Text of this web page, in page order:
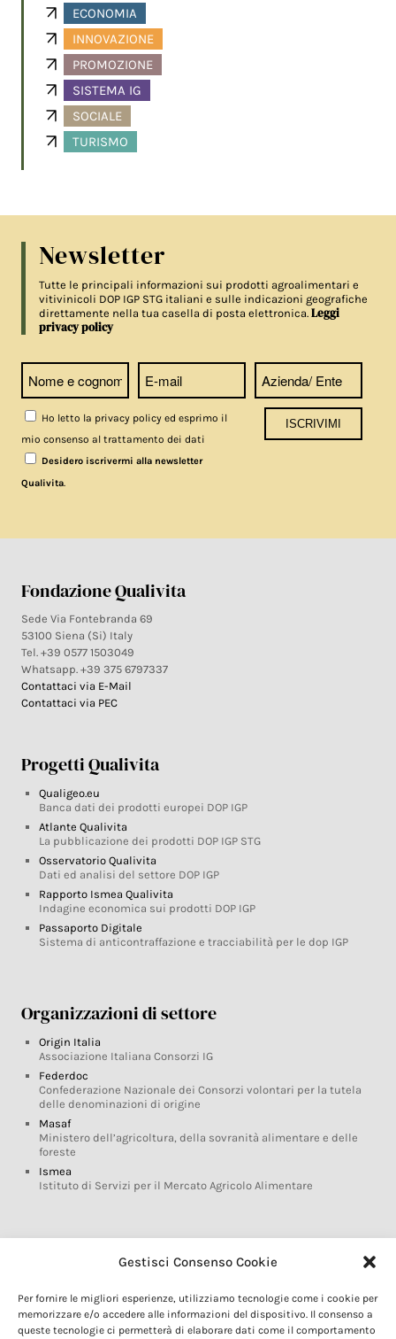
Gestisci Consenso Cookie
Per fornire le migliori esperienze, utilizziamo tecnologie come i cookie per
memorizzare e/o accedere alle informazioni del dispositivo. Il consenso a
queste tecnologie ci permetterà di elaborare dati come il comportamento
ECONOMIA
INNOVAZIONE
PROMOZIONE
SISTEMA IG
SOCIALE
TURISMO
Newsletter
Tutte le principali informazioni sui prodotti agroalimentari e
vitivinicoli DOP IGP STG italiani e sulle indicazioni geografiche
direttamente nella tua casella di posta elettronica.Leggi
privacy policy
Ho letto la privacy policy ed esprimo il
mio consenso al trattamento dei dati
Desidero iscrivermi alla newsletter
Qualivita
Fondazione Qualivita
Sede Via Fontebranda 69
53100 Siena (Si) Italy
Tel. +39 0577 1503049
Whatsapp. +39 375 6797337
Contattaci via E-Mail
Contattaci via PEC
Progetti Qualivita
Qualigeo.eu
Banca dati dei prodotti europei DOP IGP
Atlante Qualivita
La pubblicazione dei prodotti DOP IGP STG
Osservatorio Qualivita
Dati ed analisi del settore DOP IGP
Rapporto Ismea Qualivita
Indagine economica sui prodotti DOP IGP
Passaporto Digitale
Sistema di anticontraffazione e tracciabilità per le dop IGP
Organizzazioni di settore
Origin Italia
Associazione Italiana Consorzi IG
Federdoc
Confederazione Nazionale dei Consorzi volontari per la tutela
delle denominazioni di origine
Masaf
Ministero dell’agricoltura, della sovranità alimentare e delle
foreste
Ismea
Istituto di Servizi per il Mercato Agricolo Alimentare
Glossario DOP IGP
Marchi DOP IGP
Normativa prodotti DOP IGP